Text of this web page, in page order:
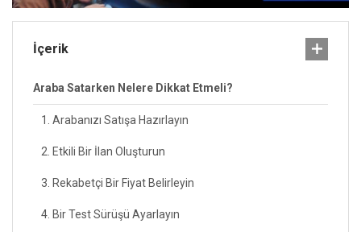
İçerik
Araba Satarken Nelere Dikkat Etmeli?
1. Arabanızı Satışa Hazırlayın
2. Etkili Bir İlan Oluşturun
3. Rekabetçi Bir Fiyat Belirleyin
4. Bir Test Sürüşü Ayarlayın